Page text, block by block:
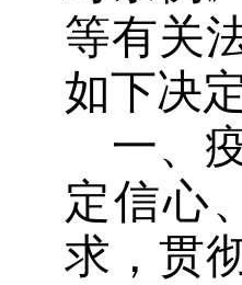
等有关
如下决
一、
定信心
求，贯